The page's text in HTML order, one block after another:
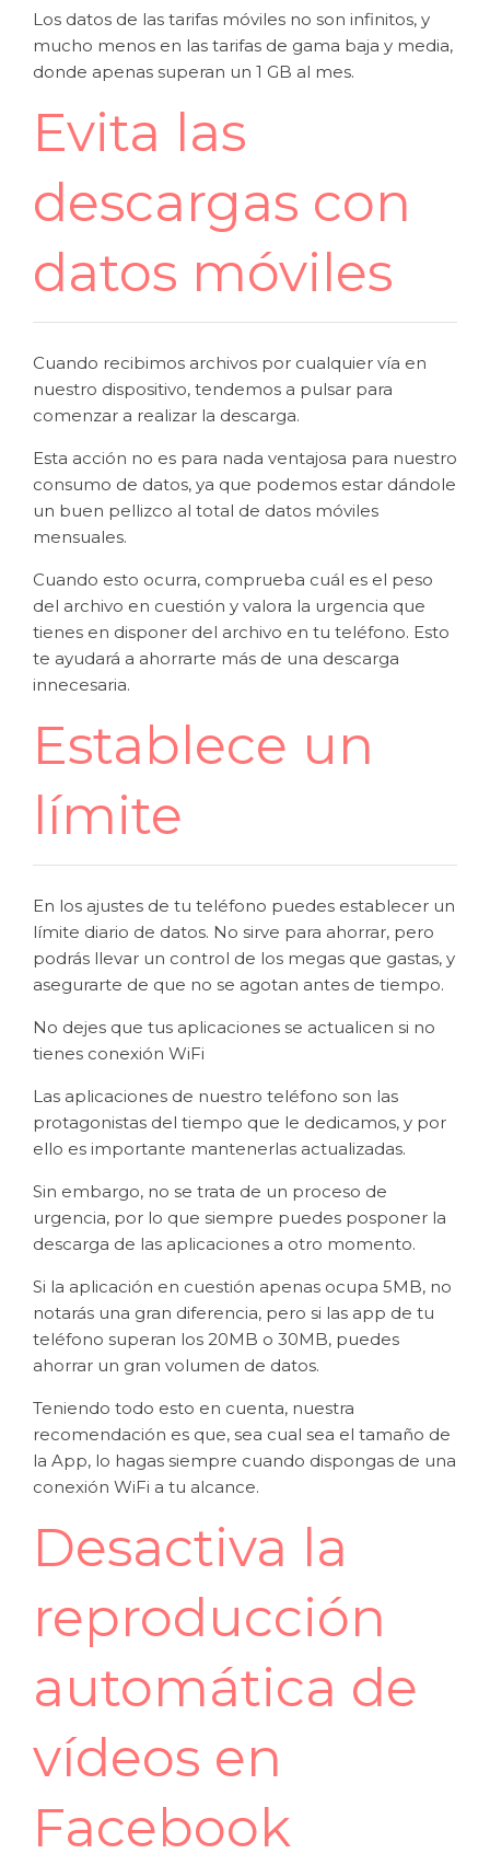
Los datos de las tarifas móviles no son infinitos, y
mucho menos en las tarifas de gama baja y media,
donde apenas superan un 1 GB al mes.
Evita las
descargas con
datos móviles
Cuando recibimos archivos por cualquier vía en
nuestro dispositivo, tendemos a pulsar para
comenzar a realizar la descarga.
Esta acción no es para nada ventajosa para nuestro
consumo de datos, ya que podemos estar dándole
un buen pellizco al total de datos móviles
mensuales.
Cuando esto ocurra, comprueba cuál es el peso
del archivo en cuestión y valora la urgencia que
tienes en disponer del archivo en tu teléfono. Esto
te ayudará a ahorrarte más de una descarga
innecesaria.
Establece un
límite
En los ajustes de tu teléfono puedes establecer un
límite diario de datos. No sirve para ahorrar, pero
podrás llevar un control de los megas que gastas, y
asegurarte de que no se agotan antes de tiempo.
No dejes que tus aplicaciones se actualicen si no
tienes conexión WiFi
Las aplicaciones de nuestro teléfono son las
protagonistas del tiempo que le dedicamos, y por
ello es importante mantenerlas actualizadas.
Sin embargo, no se trata de un proceso de
urgencia, por lo que siempre puedes posponer la
descarga de las aplicaciones a otro momento.
Si la aplicación en cuestión apenas ocupa 5MB, no
notarás una gran diferencia, pero si las app de tu
teléfono superan los 20MB o 30MB, puedes
ahorrar un gran volumen de datos.
Teniendo todo esto en cuenta, nuestra
recomendación es que, sea cual sea el tamaño de
la App, lo hagas siempre cuando dispongas de una
conexión WiFi a tu alcance.
Desactiva la
reproducción
automática de
vídeos en
Facebook